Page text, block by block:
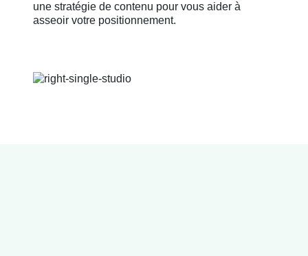
une stratégie de contenu pour vous aider à
asseoir votre positionnement.